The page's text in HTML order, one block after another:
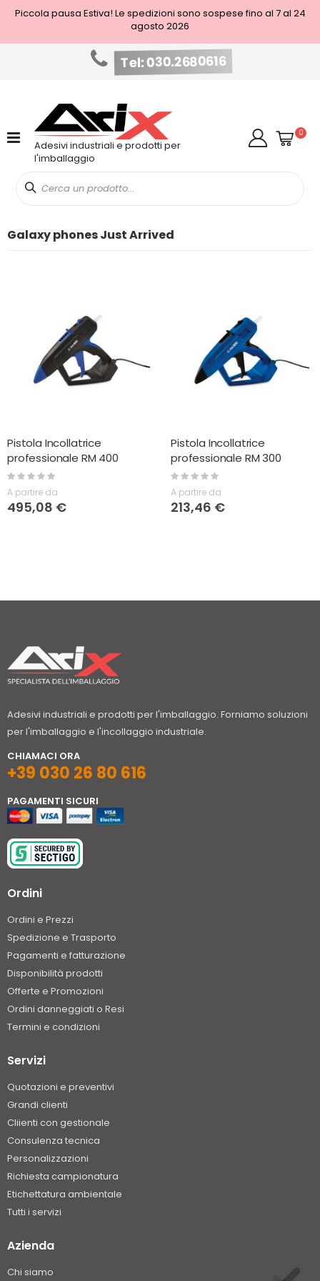
Piccola pausa Estiva! Le spedizioni sono sospese fino al 7 al 24
agosto 2026
Tel: 030.2680616
contenuto
Adesivi industriali e prodotti per
l'imballaggio
Cerca Cart
0
Galaxy phones Just Arrived
Pistola Incollatrice
professionale RM 400
Rating:
A partire da
495,08 €
Pistola Incollatrice
professionale RM 300
Rating:
A partire da
213,46 €
Adesivi industriali e prodotti per l'imballaggio. Forniamo soluzioni
per l'imballaggio e l'incollaggio industriale.
CHIAMACI ORA
+39 030 26 80 616
PAGAMENTI SICURI
Ordini
Ordini e Prezzi
Spedizione e Trasporto
Pagamenti e fatturazione
Disponibilità prodotti
Offerte e Promozioni
Ordini danneggiati o Resi
Termini e condizioni
Servizi
Quotazioni e preventivi
Grandi clienti
Cliienti con gestionale
Consulenza tecnica
Personalizzazioni
Richiesta campionatura
Etichettatura ambientale
Tutti i servizi
Azienda
Chi siamo